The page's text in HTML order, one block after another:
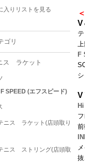
V
F
V
前
抜
入りリストを見る
ゴリ
ス ラケット
F SPEED (エフスピード)
ニス ラケット(店頭取り
ニス ストリング(店頭取